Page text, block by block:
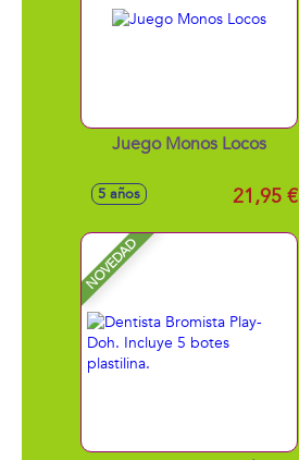
Juego Monos Locos
5 años 21,95 €
NOVEDAD